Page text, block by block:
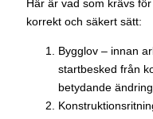
Här är vad som krävs
korrekt och säkert sätt:
Bygglov – innan
startbesked från
betydande